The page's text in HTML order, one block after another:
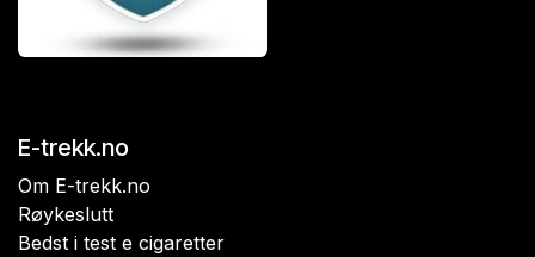
E-trekk.no
Om E-trekk.no
Røykeslutt
Bedst i test e cigaretter